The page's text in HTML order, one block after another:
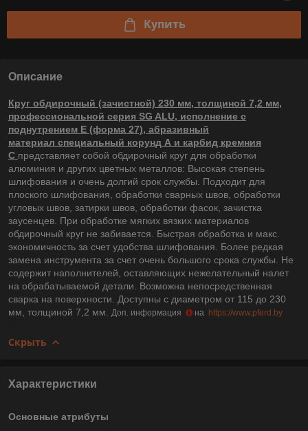
Купить
Описание
Круг обдирочный (зачистной) 230 мм, толщиной 7,2 мм,
профессиональной серия SG ALU, исполнение с
поднутрением E (форма 27), абразивный
материал специальный корунд А и карбид кремния
С представляет собой обдирочный круг для обработки
алюминия и других цветных металлов: Высокая степень
шлифования и очень долгий срок службы. Подходит для
плоского шлифования, обработки сварных швов, обработки
угловых швов, затирки швов, обработки фасок, зачистка
заусенцев. При обработке мягких вязких материалов
обдирочный круг не забивается. Быстрая обработка и макс.
экономичность за счет удобства шлифования. Более редкая
замена инструмента за счет очень большого срока службы. Не
содержит наполнителей, оставляющих нежелательный налет
на обрабатываемой детали. Возможна непосредственная
сварка на поверхности. Доступны с диаметром от 115 до 230
мм, толщиной 7,2 мм.
Доп. информация на https://www.pferd.by
Скрыть
Характеристики
Основные атрибуты